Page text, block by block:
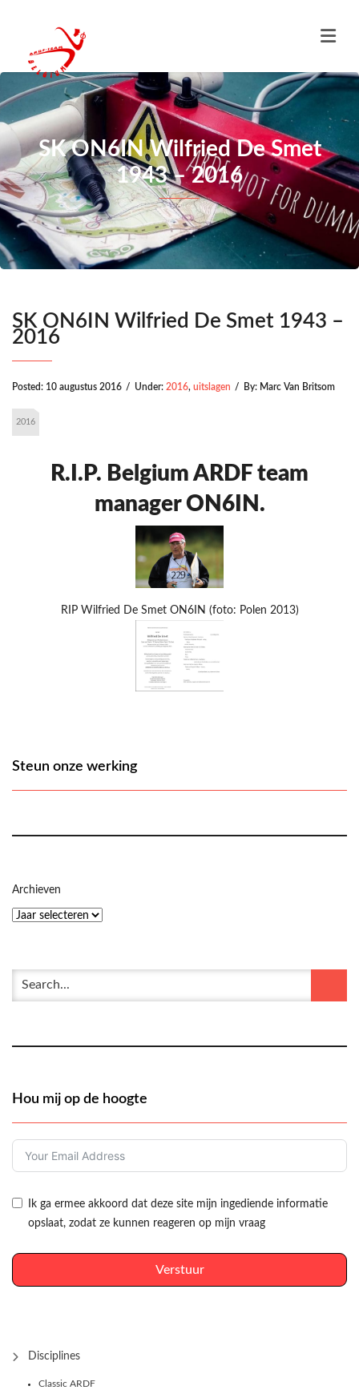
SK ON6IN Wilfried De Smet
1943 – 2016
SK ON6IN Wilfried De Smet 1943 –
2016
Posted: 10 augustus 2016 / Under: 2016, uitslagen / By: Marc Van Britsom
2016
R.I.P. Belgium ARDF team
manager ON6IN.
RIP Wilfried De Smet ON6IN (foto: Polen 2013)
Steun onze werking
Archieven
Hou mij op de hoogte
Ik ga ermee akkoord dat deze site mijn ingediende informatie
opslaat, zodat ze kunnen reageren op mijn vraag
Verstuur
Disciplines
Classic ARDF